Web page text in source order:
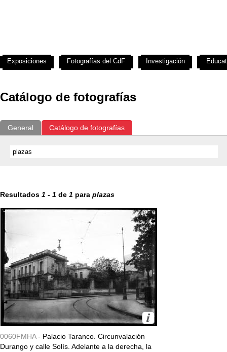
Catálogo de fotografías
General Catálogo de fotografías
Resultados 1 - 1 de 1 para plazas
0060FMHA - Palacio Taranco. Circunvalación
Durango y calle Solís. Adelante a la derecha, la
Exposiciones Fotografías del CdF Investigación